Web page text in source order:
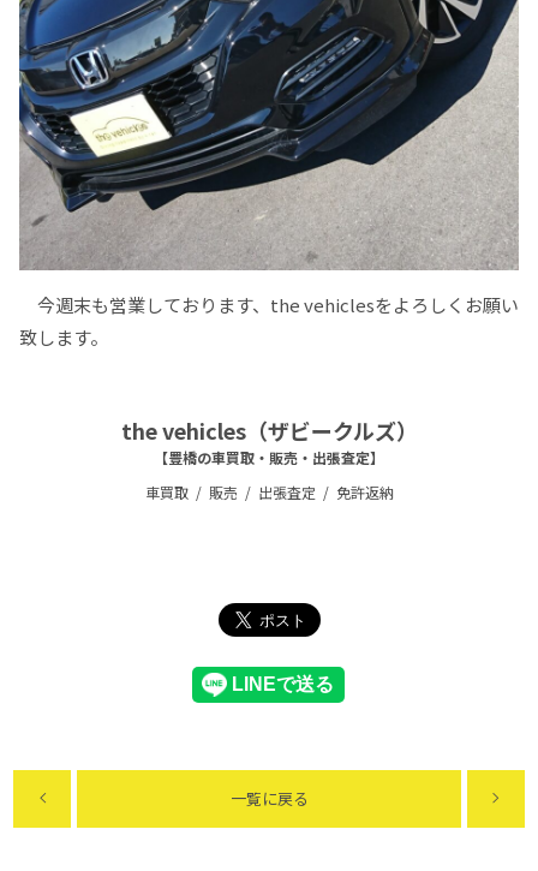
今週末も営業しております、the vehiclesをよろしくお願い
致します。
the vehicles（ザビークルズ）
【豊橋の車買取・販売・出張査定】
車買取
販売 出張査定 免許返納
一覧に戻る